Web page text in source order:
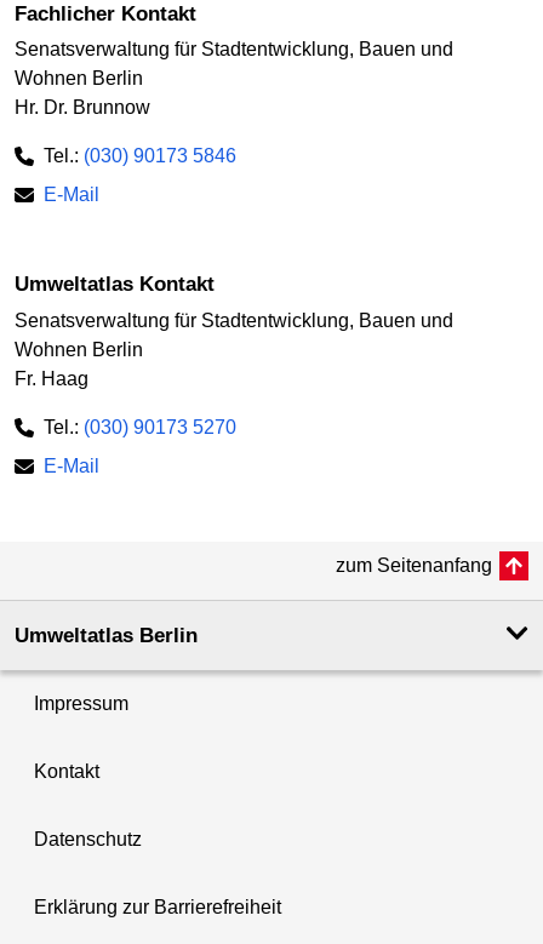
Fachlicher Kontakt
Senatsverwaltung für Stadtentwicklung, Bauen und
Wohnen Berlin
Hr. Dr. Brunnow
Tel.: (030) 90173 5846
E-Mail
Umweltatlas Kontakt
Senatsverwaltung für Stadtentwicklung, Bauen und
Wohnen Berlin
Fr. Haag
Tel.: (030) 90173 5270
E-Mail
zum Seitenanfang
Umweltatlas Berlin
Impressum
Kontakt
Datenschutz
Erklärung zur Barrierefreiheit